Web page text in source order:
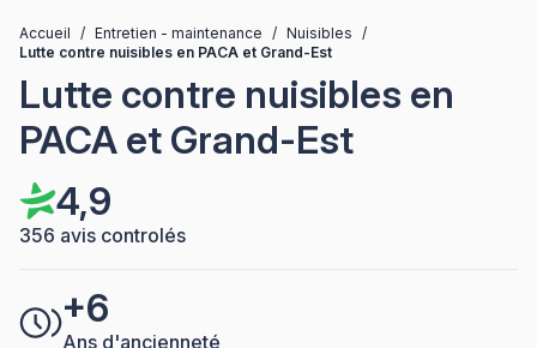
Accueil / Entretien - maintenance / Nuisibles
/
Lutte contre nuisibles en PACA et Grand-Est
Lutte contre nuisibles en
PACA et Grand-Est
4,9
356 avis controlés
+6
Ans d'ancienneté